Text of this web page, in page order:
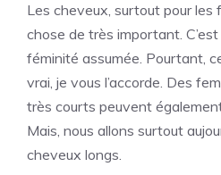
Les cheveux, surtout pour les
chose de très important.
féminité assumée. Pourtant,
vrai, je vous l’accorde. Des
très courts peuvent
Mais, nous allons surtout
cheveux longs.